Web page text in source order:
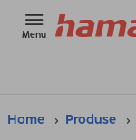
Menu
Home Produse